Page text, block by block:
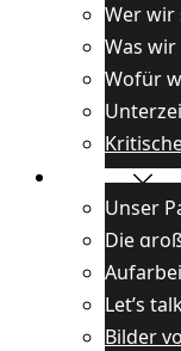
Wer wir
Was
Wofür
Projekte
Unser
Die
Let’s
Bilder